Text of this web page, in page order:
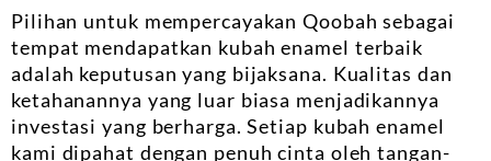
Pilihan untuk mempercayakan Qoobah sebagai
tempat mendapatkan kubah enamel terbaik
adalah keputusan yang bijaksana. Kualitas dan
ketahanannya yang luar biasa menjadikannya
investasi yang berharga. Setiap kubah enamel
kami dipahat dengan penuh cinta oleh tangan-